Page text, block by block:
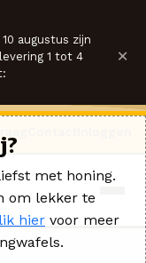
augustus zijn
1 tot 4
×
met honing.
om lekker te
hier voor meer